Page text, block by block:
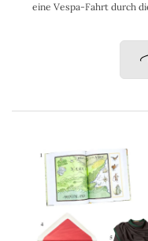
eine Vespa-Fahrt durch